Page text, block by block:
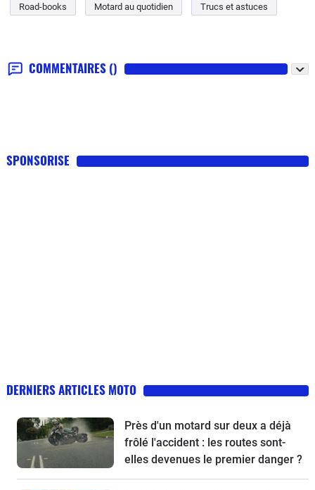
Road-books Motard au quotidien Trucs et astuces
COMMENTAIRES ()
SPONSORISE
DERNIERS ARTICLES MOTO
Près d'un motard sur deux a déjà
frôlé l'accident : les routes sont-
elles devenues le premier danger ?